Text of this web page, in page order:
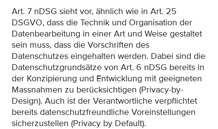
Art. 7 nDSG sieht vor, ähnlich wie in Art. 25
DSGVO, dass die Technik und Organisation der
Datenbearbeitung in einer Art und Weise gestaltet
sein muss, dass die Vorschriften des
Datenschutzes eingehalten werden. Dabei sind die
Datenschutzgrundsätze von Art. 6 nDSG bereits in
der Konzipierung und Entwicklung mit geeigneten
Massnahmen zu berücksichtigen (Privacy-by-
Design). Auch ist der Verantwortliche verpflichtet
bereits datenschutzfreundliche Voreinstellungen
sicherzustellen (Privacy by Default).